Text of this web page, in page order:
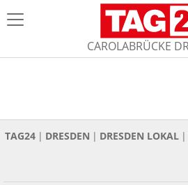
CAROLABRÜCKE
TAG24 DRESDEN DRESDEN LOKAL